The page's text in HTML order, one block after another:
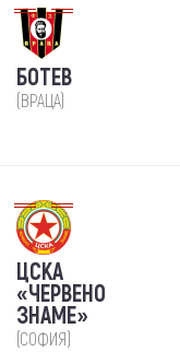
БОТЕВ
(ВРАЦА)
ЦСКА
«ЧЕРВЕНО
ЗНАМЕ»
(СОФИЯ)